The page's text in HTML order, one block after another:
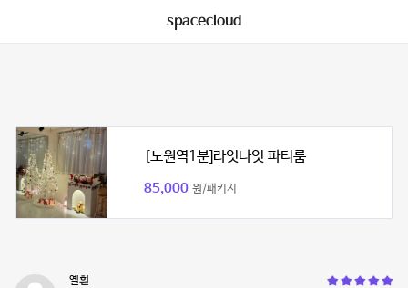
spacecloud
[노원역1분]라잇나잇 파티룸
85,000 원/패키지
옐흰